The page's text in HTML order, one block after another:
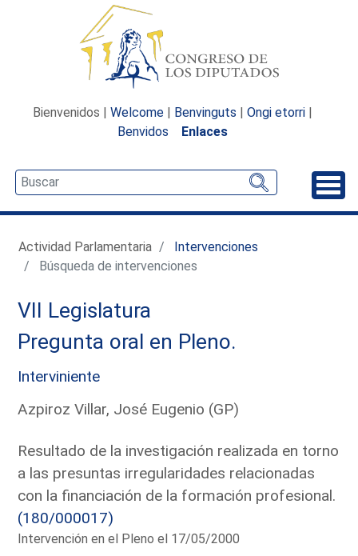
Bienvenidos | Welcome | Benvinguts | Ongi etorri |
Benvidos
Enlaces
Actividad Parlamentaria
Intervenciones
Búsqueda de intervenciones
VII Legislatura
Pregunta oral en Pleno.
Interviniente
Azpiroz Villar, José Eugenio (GP)
Resultado de la investigación realizada en torno
a las presuntas irregularidades relacionadas
con la financiación de la formación profesional.
(180/000017)
Intervención en el Pleno el 17/05/2000